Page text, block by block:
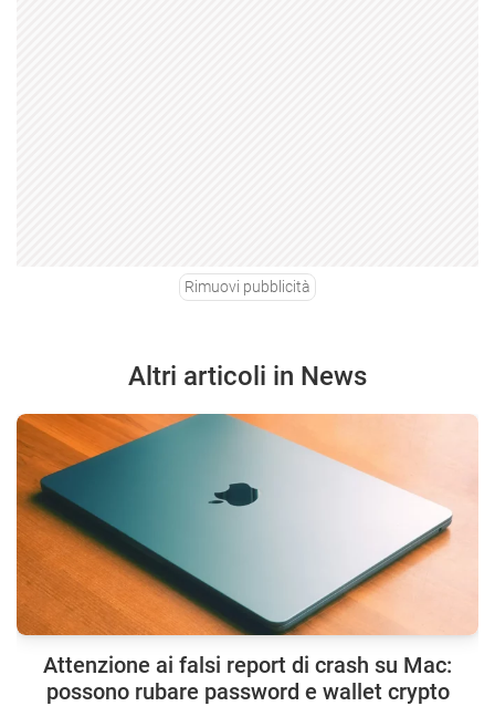
Rimuovi pubblicità
Altri articoli in News
Attenzione ai falsi report di crash su Mac:
possono rubare password e wallet crypto